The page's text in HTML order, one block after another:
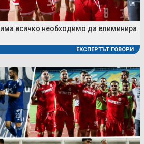
всичко необходимо да елиминира
ЕКСПЕРТЪТ ГОВОРИ